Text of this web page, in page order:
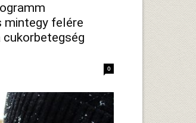
mintegy felére
0